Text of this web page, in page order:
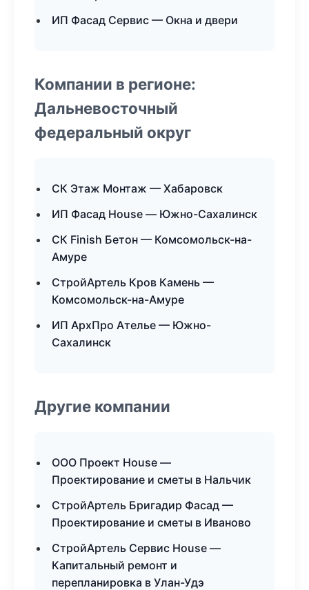
ИП Фасад Сервис — Окна и двери
Компании в регионе:
Дальневосточный
федеральный округ
СК Этаж Монтаж — Хабаровск
ИП Фасад House — Южно-Сахалинск
СК Finish Бетон — Комсомольск-на-
Амуре
СтройАртель Кров Камень —
Комсомольск-на-Амуре
ИП АрхПро Ателье — Южно-
Сахалинск
Другие компании
ООО Проект House —
Проектирование и сметы в Нальчик
СтройАртель Бригадир Фасад —
Проектирование и сметы в Иваново
СтройАртель Сервис House —
Капитальный ремонт и
перепланировка в Улан-Удэ